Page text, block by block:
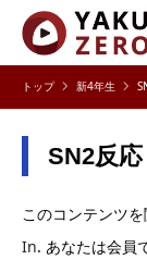
新4年生
SN2反応
このコンテンツ
In. あなたは会員